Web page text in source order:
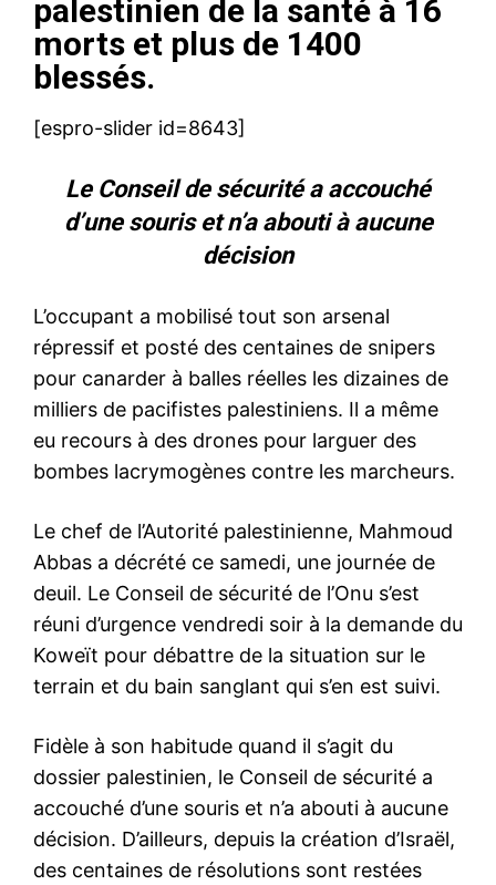
palestinien de la santé à 16
morts et plus de 1400
blessés.
[espro-slider id=8643]
Le Conseil de sécurité a accouché
d’une souris et n’a abouti à aucune
décision
L’occupant a mobilisé tout son arsenal
répressif et posté des centaines de snipers
pour canarder à balles réelles les dizaines de
milliers de pacifistes palestiniens. Il a même
eu recours à des drones pour larguer des
bombes lacrymogènes contre les marcheurs.
Le chef de l’Autorité palestinienne, Mahmoud
Abbas a décrété ce samedi, une journée de
deuil. Le Conseil de sécurité de l’Onu s’est
réuni d’urgence vendredi soir à la demande du
Koweït pour débattre de la situation sur le
terrain et du bain sanglant qui s’en est suivi.
Fidèle à son habitude quand il s’agit du
dossier palestinien, le Conseil de sécurité a
accouché d’une souris et n’a abouti à aucune
décision. D’ailleurs, depuis la création d’Israël,
des centaines de résolutions sont restées